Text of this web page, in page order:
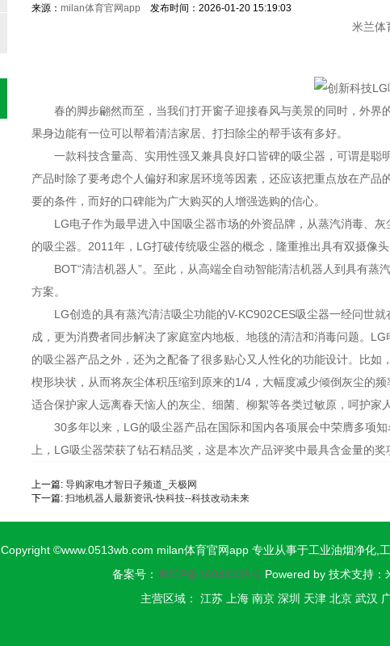
来源： milan体育官网app 发布时间：2026-01-20 15:19:03
米兰体
春的脚步翩然而至，当我们打开窗子迎接春风与美景的同时，外界
果身边能有一位可以帮着清洁家居、打扫除尘的帮手该有多好。
一款科技含量高、实用性强又兼具良好口皆碑的吸尘器，可谓是聪
产品时除了要考虑个人偏好和家居环境等因素，还应该把重点放在产
要的条件，而好的口碑能为广大购买的人增强选购的信心。
LG电子作为最早进入中国吸尘器市场的外资品牌，从蒸汽消毒、灰
的吸尘器。2011年，LG打破传统吸尘器的概念，隆重推出具有双摄像
BOT“清洁机器人”。至此，从高端全自动智能清洁机器人到具有蒸
方案。
LG创造的具有蒸汽清洁吸尘功能的V-KC902CES吸尘器一经问世就
成，更为消费者同步解决了家庭室内地板、地毯的清洁和消毒问题。
的吸尘器产品之外，还为之配备了很多贴心又人性化的功能设计。比
楔形块状，从而将灰尘体积压缩到原来的1/4，大幅度减少倾倒灰尘的
适合保护家人远离春天恼人的灰尘、细菌、柳絮等各类过敏原，呵护家
30多年以来，LG的吸尘器产品在国际和国内各项展会中荣膺多项知
上，LG吸尘器荣获了钻石精品奖，这是本次产品评奖中最具含金量的
上一篇: 导购家电才智日子频道_天极网
下一篇: 扫地机器人最新资讯-快科技--科技改动未来
Copyright ©www.0513wb.com milan体育官网app 专业从事于工业油烟净化,
备案号： 粤ICP备16044339号 Powered by 技术支持：
主营区域： 江苏 上海 南京 深圳 天津 北京 武汉